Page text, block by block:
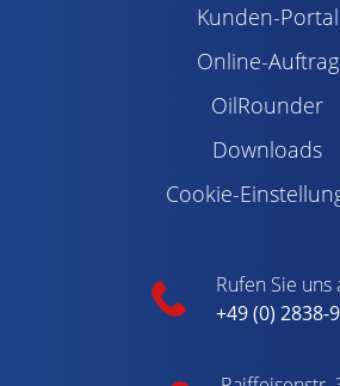
Kunden-Portal
Online-Auftrag
OilRounder
Downloads
Cookie-
Rufen Sie uns
+49 (0) 2838-